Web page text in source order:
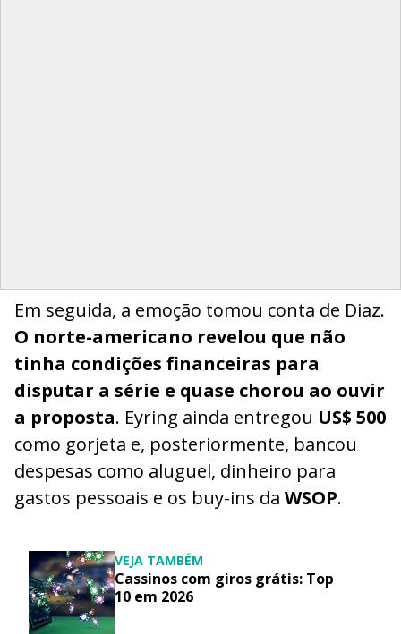
Em seguida, a emoção tomou conta de Diaz.
O norte-americano revelou que não
tinha condições financeiras para
disputar a série e quase chorou ao ouvir
a proposta. Eyring ainda entregou US$ 500
como gorjeta e, posteriormente, bancou
despesas como aluguel, dinheiro para
gastos pessoais e os buy-ins da WSOP.
VEJA TAMBÉM
Cassinos com giros grátis: Top
10 em 2026